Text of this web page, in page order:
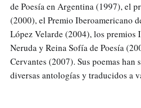
de Poesía en Argentina (1997), el
(2000), el Premio Iberoamericano
López Velarde (2004), los premios
Neruda y Reina Sofía de Poesía
Cervantes (2007). Sus poemas han
diversas antologías y traducidos a